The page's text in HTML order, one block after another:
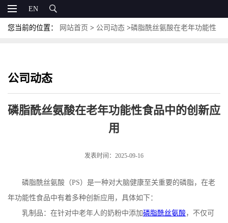
EN
您当前的位置： 网站首页 > 公司动态 >磷脂酰丝氨酸在老年功能性
公司动态
磷脂酰丝氨酸在老年功能性食品中的创新应
用
发表时间：2025-09-16
磷脂酰丝氨酸（PS）是一种对大脑健康至关重要的磷脂，在老
年功能性食品中有着多种创新应用，具体如下：
乳制品：在针对中老年人的奶粉中添加磷脂酰丝氨酸，不仅可